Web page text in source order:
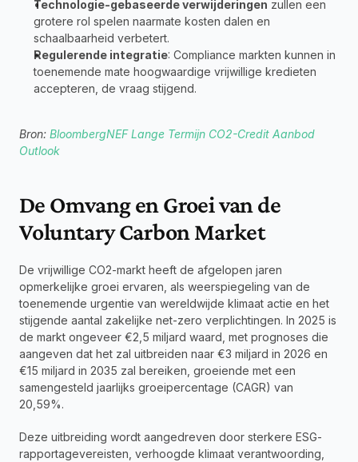
Technologie-gebaseerde verwijderingen zullen een
grotere rol spelen naarmate kosten dalen en
schaalbaarheid verbetert.
Regulerende integratie: Compliance markten kunnen in
toenemende mate hoogwaardige vrijwillige kredieten
accepteren, de vraag stijgend.
Bron: BloombergNEF Lange Termijn CO2-Credit Aanbod
Outlook
De Omvang en Groei van de
Voluntary Carbon Market
De vrijwillige CO2-markt heeft de afgelopen jaren
opmerkelijke groei ervaren, als weerspiegeling van de
toenemende urgentie van wereldwijde klimaat actie en het
stijgende aantal zakelijke net-zero verplichtingen. In 2025 is
de markt ongeveer €2,5 miljard waard, met prognoses die
aangeven dat het zal uitbreiden naar €3 miljard in 2026 en
€15 miljard in 2035 zal bereiken, groeiende met een
samengesteld jaarlijks groeipercentage (CAGR) van
20,59%.
Deze uitbreiding wordt aangedreven door sterkere ESG-
rapportagevereisten, verhoogde klimaat verantwoording,